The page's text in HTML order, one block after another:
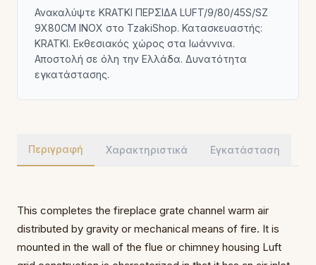
Ανακαλύψτε KRATKI ΠΕΡΣΙΔΑ LUFT/9/80/45S/SZ
9X80CM INOX στο TzakiShop. Κατασκευαστής:
KRATKI. Εκθεσιακός χώρος στα Ιωάννινα.
Αποστολή σε όλη την Ελλάδα. Δυνατότητα
εγκατάστασης.
Περιγραφή Χαρακτηριστικά Εγκατάσταση
This completes the fireplace grate channel warm air
distributed by gravity or mechanical means of fire. It is
mounted in the wall of the flue or chimney housing Luft